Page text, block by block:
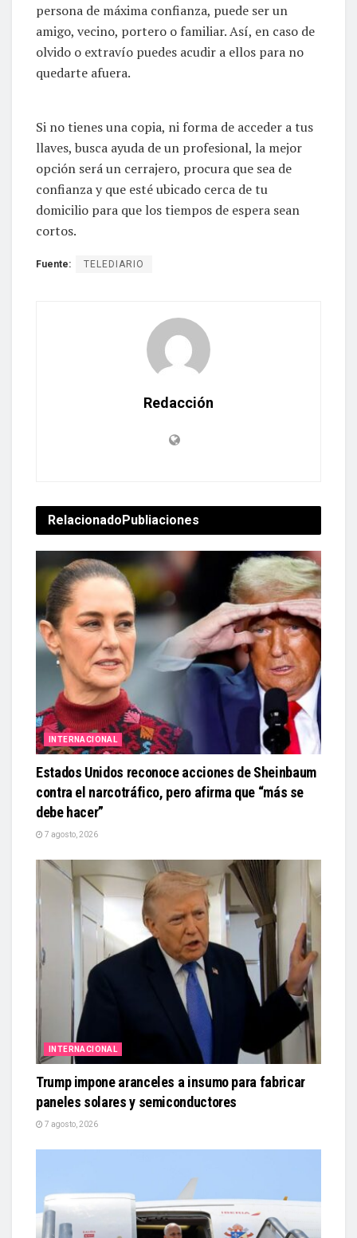
persona de máxima confianza, puede ser un
amigo, vecino, portero o familiar. Así, en caso de
olvido o extravío puedes acudir a ellos para no
quedarte afuera.
Si no tienes una copia, ni forma de acceder a tus
llaves, busca ayuda de un profesional, la mejor
opción será un cerrajero, procura que sea de
confianza y que esté ubicado cerca de tu
domicilio para que los tiempos de espera sean
cortos.
Fuente: TELEDIARIO
Redacción
RelacionadoPubliaciones
INTERNACIONAL
Estados Unidos reconoce acciones de Sheinbaum
contra el narcotráfico, pero afirma que “más se
debe hacer”
7 agosto, 2026
INTERNACIONAL
Trump impone aranceles a insumo para fabricar
paneles solares y semiconductores
7 agosto, 2026